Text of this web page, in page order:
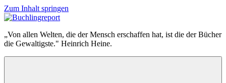
Zum Inhalt springen
Buchlingreport
„Von allen Welten, die der Mensch erschaffen hat, ist die der Bücher
die Gewaltigste." Heinrich Heine.